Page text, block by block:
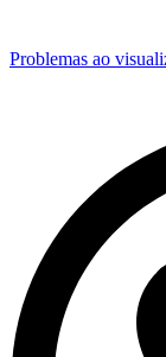
Problemas ao